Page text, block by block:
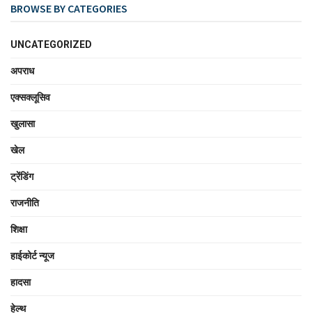
BROWSE BY CATEGORIES
UNCATEGORIZED
अपराध
एक्सक्लूसिव
खुलासा
खेल
ट्रेंडिंग
राजनीति
शिक्षा
हाईकोर्ट न्यूज
हादसा
हेल्थ